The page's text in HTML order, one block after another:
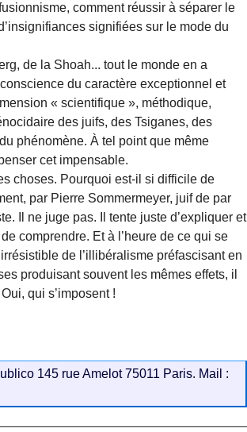
comment réussir à séparer le
signifiées sur le mode du
de la Shoah... tout le monde en a
du caractère exceptionnel et
« scientifique », méthodique,
des juifs, des Tsiganes, des
phénomène. À tel point que même
cet impensable.
choses. Pourquoi est-il si difficile de
par Pierre Sommermeyer, juif de par
Il ne juge pas. Il tente juste d’expliquer et
comprendre. Et à l’heure de ce qui se
de l’illibéralisme préfascisant en
produisant souvent les mêmes effets, il
qui s’imposent !
145 rue Amelot 75011 Paris. Mail :